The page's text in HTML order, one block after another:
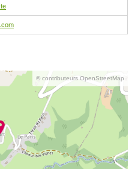
© contributeurs OpenStreetMap